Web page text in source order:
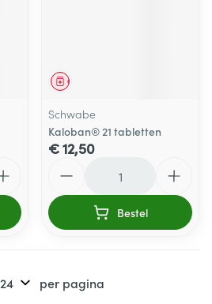
Geneesmiddel
Schwabe
Kaloban® 21 tabletten
€ 12,50
Bestel
per pagina